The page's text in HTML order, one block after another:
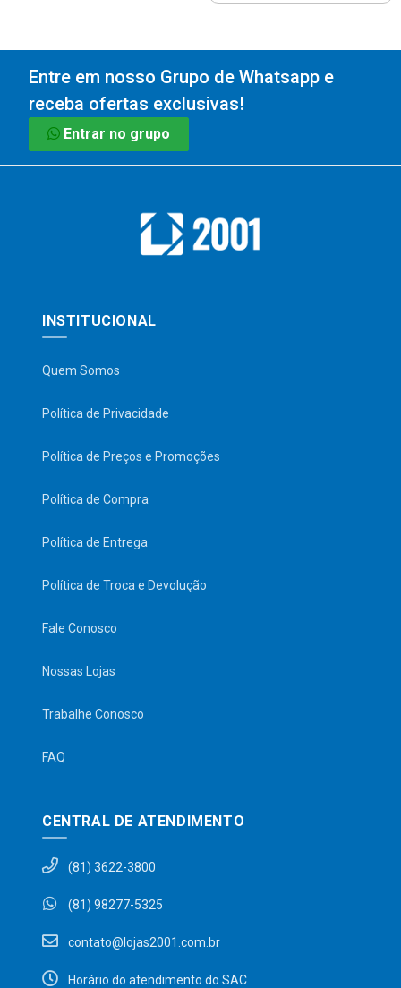
Entre em nosso Grupo de Whatsapp e
receba ofertas exclusivas!
Entrar no grupo
INSTITUCIONAL
Quem Somos
Política de Privacidade
Política de Preços e Promoções
Política de Compra
Política de Entrega
Política de Troca e Devolução
Fale Conosco
Nossas Lojas
Trabalhe Conosco
FAQ
CENTRAL DE ATENDIMENTO
(81) 3622-3800
(81) 98277-5325
contato@lojas2001.com.br
Horário do atendimento do SAC